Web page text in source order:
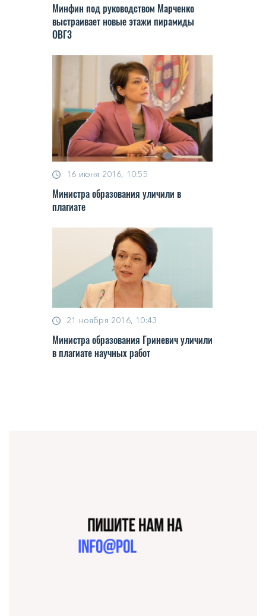
Минфин под руководством Марченко
выстраивает новые этажи пирамиды
ОВГЗ
16 июня 2016, 10:55
Министра образования уличили в
плагиате
21 ноября 2016, 10:43
Министра образования Гриневич уличили
в плагиате научных работ